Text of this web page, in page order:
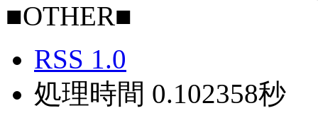
■OTHER■
RSS 1.0
処理時間 0.102358秒